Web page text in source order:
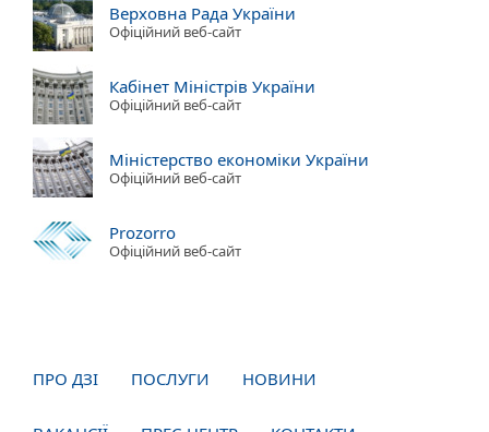
Верховна Рада України
Офіційний веб-сайт
Кабінет Міністрів України
Офіційний веб-сайт
Міністерство економіки України
Офіційний веб-сайт
Prozorro
Офіційний веб-сайт
ПРО ДЗІ ПОСЛУГИ НОВИНИ